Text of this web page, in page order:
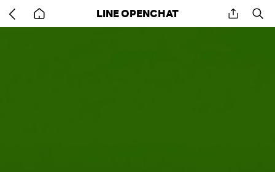
back
to
LINE OPENCHAT share